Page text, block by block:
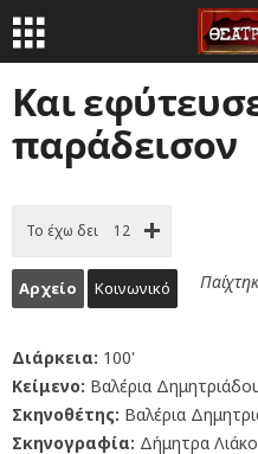
Και
παράδεισον
Το έχω δει 12
Αρχείο Κοινωνικό
Διάρκεια: 100'
Κείμενο: Βαλέρια
Σκηνοθέτης: Βαλέρια
Σκηνογραφία: Δήμητρα